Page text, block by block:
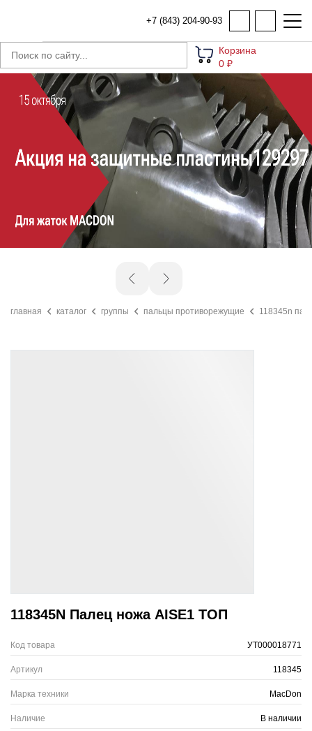
+7 (843) 204-90-93
Корзина
0 ₽
главная каталог группы пальцы противорежущие 118345n
118345N Палец ножа AISE1 ТОП
Код товара УТ000018771
Артикул 118345
Марка техники MacDon
Наличие В наличии